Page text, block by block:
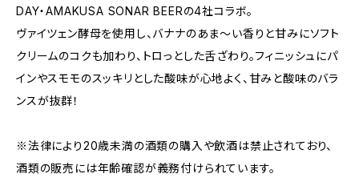
DAY・AMAKUSA SONAR BEERの4社コラボ。
ヴァイツェン酵母を使用し、バナナのあま～い香りと甘みにソフト
クリームのコクも加わり、トロっとした舌ざわり。フィニッシュにパ
インやスモモのスッキリとした酸味が心地よく、甘みと酸味のバラ
ンスが抜群！
※法律により20歳未満の酒類の購入や飲酒は禁止されており、
酒類の販売には年齢確認が義務付けられています。